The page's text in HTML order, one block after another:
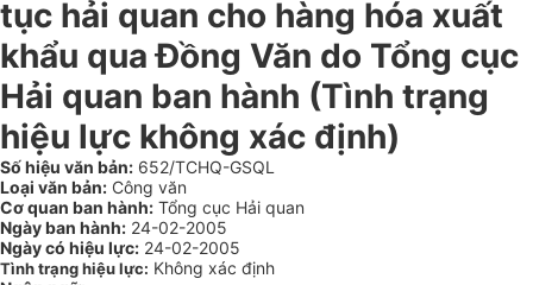
tục hải quan cho hàng hóa xuất
khẩu qua Đồng Văn do Tổng cục
Hải quan ban hành (Tình trạng
hiệu lực không xác định)
Số hiệu văn bản: 652/TCHQ-GSQL
Loại văn bản: Công văn
Cơ quan ban hành: Tổng cục Hải quan
Ngày ban hành: 24-02-2005
Ngày có hiệu lực: 24-02-2005
Tình trạng hiệu lực: Không xác định